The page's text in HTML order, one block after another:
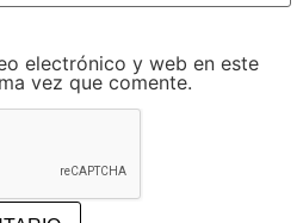
electrónico y web en este
vez que comente.